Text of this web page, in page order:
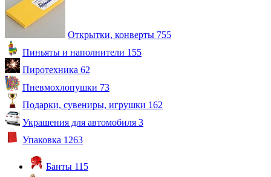
Открытки, конверты 755
Пиньяты и наполнители 155
Пиротехника 62
Пневмохлопушки 73
Подарки, сувениры, игрушки 162
Украшения для автомобиля 3
Упаковка 1263
Банты 115